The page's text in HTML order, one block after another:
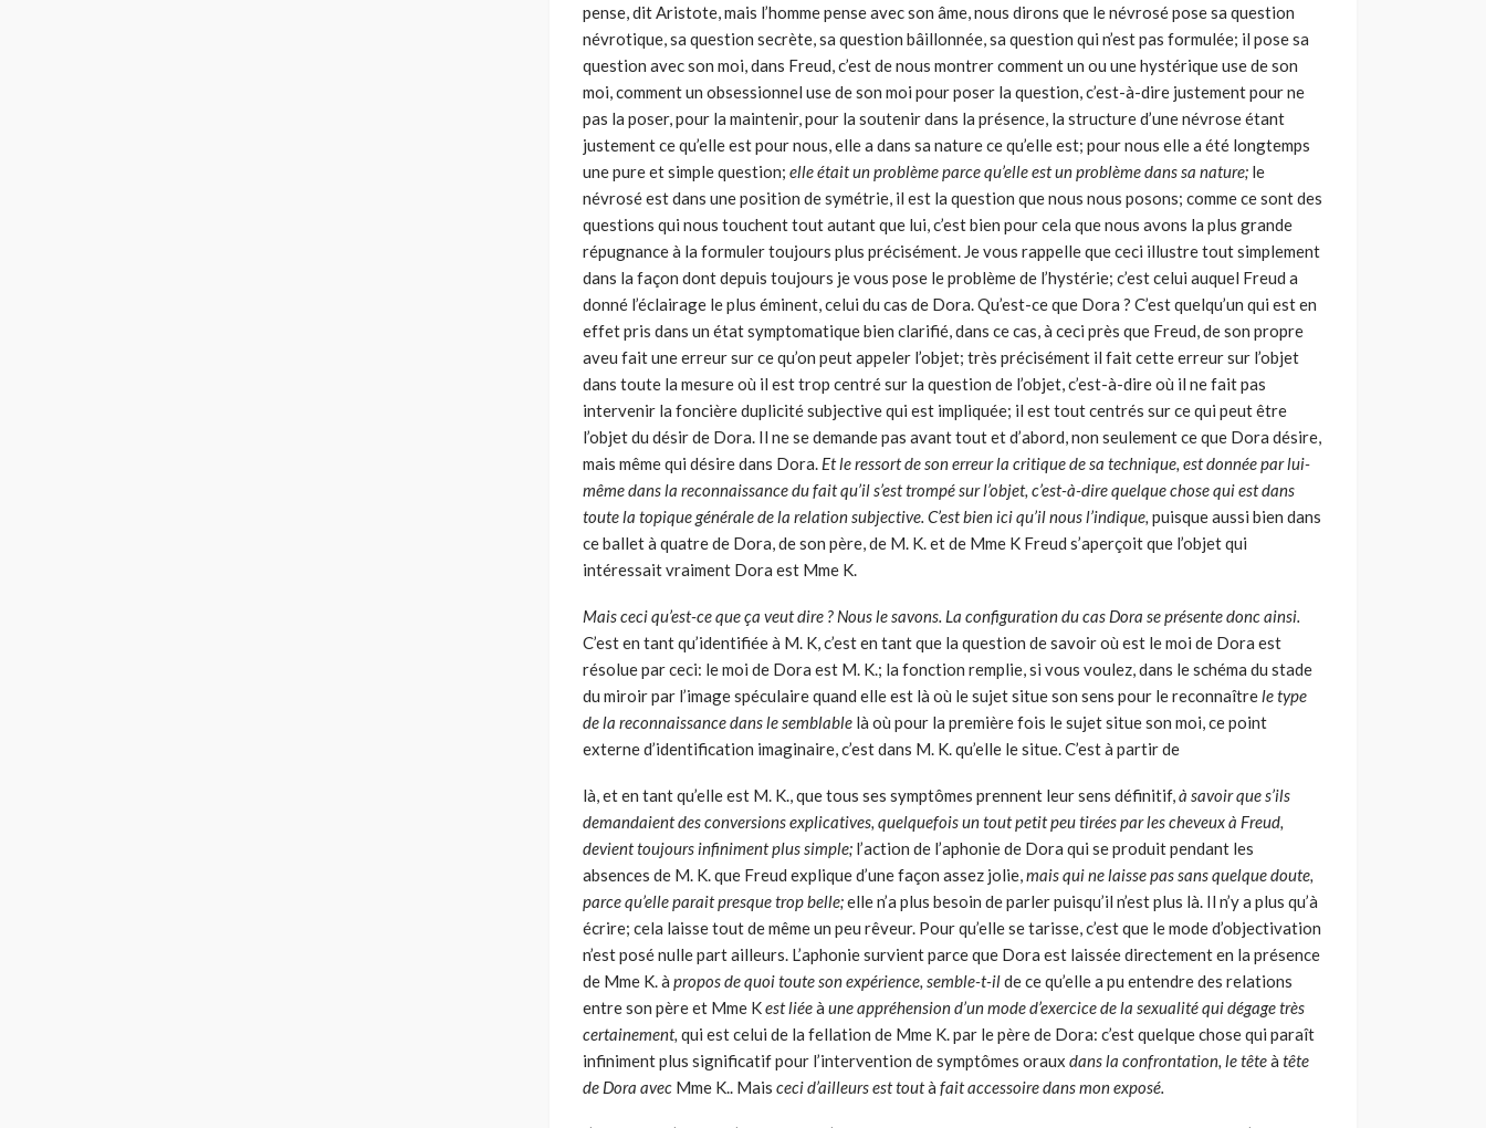
pense, dit Aristote, mais l’homme pense avec son âme, nous dirons que le névrosé pose sa question
névro­tique, sa question secrète, sa question bâillonnée, sa ques­tion qui n’est pas formulée; il pose sa
question avec son moi, dans Freud, c’est de nous montrer comment un ou une hys­térique use de son
moi, comment un obsessionnel use de son moi pour poser la question, c’est-à-dire justement pour ne
pas la poser, pour la maintenir, pour la soutenir dans la pré­sence, la structure d’une névrose étant
justement ce qu’elle est pour nous, elle a dans sa nature ce qu’elle est; pour nous elle a été longtemps
une pure et simple question; elle était un problème parce qu’elle est un problème dans sa nature; le
névrosé est dans une position de symétrie, il est la question que nous nous posons; comme ce sont des
questions qui nous touchent tout autant que lui, c’est bien pour cela que nous avons la plus grande
répugnance à la formuler toujours plus précisément. Je vous rappelle que ceci illustre tout simplement
dans la façon dont depuis toujours je vous pose le problème de l’hystérie; c’est celui auquel Freud a
donné l’éclairage le plus éminent, celui du cas de Dora. Qu’est-ce que Dora ? C’est quelqu’un qui est en
effet pris dans un état sympto­matique bien clarifié, dans ce cas, à ceci près que Freud, de son propre
aveu fait une erreur sur ce qu’on peut appeler l’objet; très précisément il fait cette erreur sur l’objet
dans toute la mesure où il est trop centré sur la question de l’objet, c’est-à-dire où il ne fait pas
intervenir la foncière duplicité subjective qui est impliquée; il est tout centrés sur ce qui peut être
l’objet du désir de Dora. Il ne se demande pas avant tout et d’abord, non seulement ce que Dora désire,
mais même qui désire dans Dora. Et le ressort de son erreur la critique de sa technique, est donnée par lui-
même dans la reconnaissance du fait qu’il s’est trompé sur l’objet, c’est-à-dire quelque chose qui est dans
toute la topique générale de la relation subjective. C’est bien ici qu’il nous l’indique, puisque aussi bien dans
ce ballet à quatre de Dora, de son père, de M. K. et de Mme K Freud s’aperçoit que l’objet qui
intéressait vraiment Dora est Mme K.
Mais ceci qu’est-ce que ça veut dire ? Nous le savons. La configuration du cas Dora se présente donc ainsi.
C’est en tant qu’identifiée à M. K, c’est en tant que la question de savoir où est le moi de Dora est
résolue par ceci: le moi de Dora est M. K.; la fonction remplie, si vous voulez, dans le schéma du stade
du miroir par l’image spéculaire quand elle est là où le sujet situe son sens pour le reconnaîtrele type
de la reconnaissance dans le semblable là où pour la première fois le sujet situe son moi, ce point
externe d’identification imaginaire, c’est dans M. K. qu’elle le situe. C’est à partir de
là, et en tant qu’elle est M. K., que tous ses symptômes prennent leur sens définitif,à savoir que s’ils
demandaient des conversions explicatives, quelquefois un tout petit peu tiréespar les cheveux à Freud,
devient toujours infiniment plus simple; l’action de l’aphonie de Dora qui se produit pendant les
absences de M. K. que Freud explique d’une façon assez jolie,mais qui ne laisse pas sans quelque doute,
parce qu’elle parait presque trop belle;elle n’a plus besoin de parler puisqu’il n’est plus là. Il n’y a plus qu’à
écrire; cela laisse tout de même un peu rêveur. Pour qu’elle se tarisse, c’est que le mode d’objectivation
n’est posé nulle part ailleurs. L’aphonie survient parce que Dora est laissée directement en la présence
de Mme K. à propos de quoi toute son expérience, semble-t-ilde ce qu’elle a pu entendre des relations
entre son père et Mme Kest liéeà une appréhension d’un mode d’exercice de la sexualité qui dégage très
certainement, qui est celui de la fellation de Mme K. par le père de Dora: c’est quelque chose qui paraît
infiniment plus significatif pour l’intervention de symptômes oraux dans la confrontation, le têteà tête
de Dora avec Mme K.. Mais ceci d’ailleurs est toutà fait accessoire dans mon exposé.